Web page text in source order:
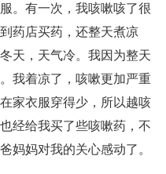
。有一次，我咳嗽咳了很
药店买药，还整天煮凉
天，天气冷。我因为整天
我着凉了，咳嗽更加严重
家衣服穿得少，所以越咳
经给我买了些咳嗽药，不
妈妈对我的关心感动了。